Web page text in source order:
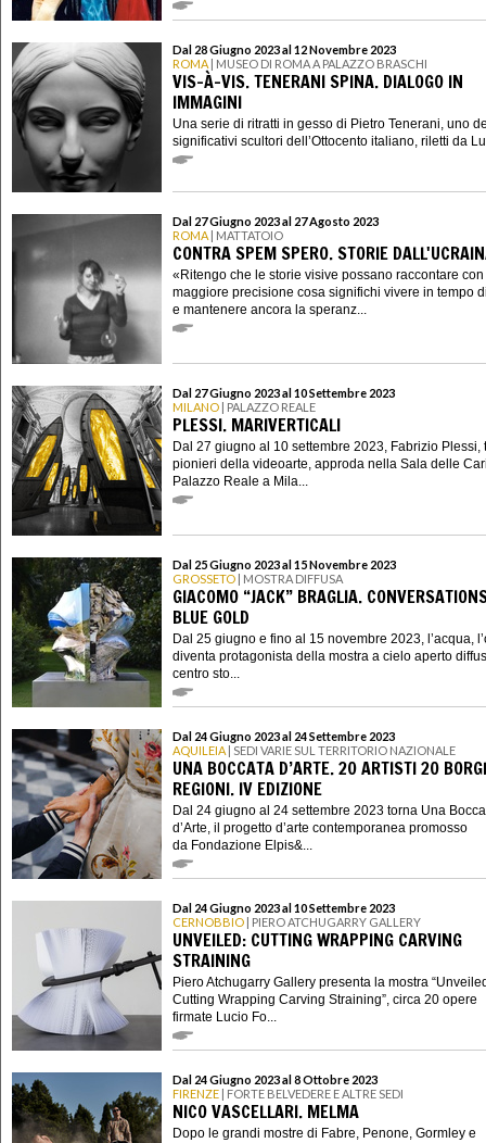
Dal 28 Giugno 2023 al 12 Novembre 2023
ROMA | MUSEO DI ROMA A PALAZZO BRASCHI
VIS-À-VIS. TENERANI SPINA. DIALOGO IN
IMMAGINI
Una serie di ritratti in gesso di Pietro Tenerani, uno
significativi scultori dell’Ottocento italiano, riletti da
Dal 27 Giugno 2023 al 27 Agosto 2023
ROMA | MATTATOIO
CONTRA SPEM SPERO. STORIE
«Ritengo che le storie visive possano raccontare con
maggiore precisione cosa significhi vivere in tempo
e mantenere ancora la speranz...
Dal 27 Giugno 2023 al 10 Settembre 2023
MILANO | PALAZZO REALE
PLESSI. MARIVERTICALI
Dal 27 giugno al 10 settembre 2023, Fabrizio Plessi,
pionieri della videoarte, approda nella Sala delle
Palazzo Reale a Mila...
Dal 25 Giugno 2023 al 15 Novembre 2023
GROSSETO | MOSTRA DIFFUSA
GIACOMO “JACK” BRAGLIA.
BLUE GOLD
Dal 25 giugno e fino al 15 novembre 2023, l’acqua,
diventa protagonista della mostra a cielo aperto
centro sto...
Dal 24 Giugno 2023 al 24 Settembre 2023
AQUILEIA | SEDI VARIE SUL TERRITORIO NAZIONALE
UNA BOCCATA D’ARTE. 20 ARTISTI 20
REGIONI. IV EDIZIONE
Dal 24 giugno al 24 settembre 2023 torna Una
d’Arte, il progetto d’arte contemporanea promosso
da Fondazione Elpis&...
Dal 24 Giugno 2023 al 10 Settembre 2023
CERNOBBIO | PIERO ATCHUGARRY GALLERY
UNVEILED: CUTTING WRAPPING CARVING
STRAINING
Piero Atchugarry Gallery presenta la mostra
Cutting Wrapping Carving Straining”, circa 20 opere
firmate Lucio Fo...
Dal 24 Giugno 2023 al 8 Ottobre 2023
FIRENZE | FORTE BELVEDERE E ALTRE SEDI
NICO VASCELLARI. MELMA
Dopo le grandi mostre di Fabre, Penone, Gormley e